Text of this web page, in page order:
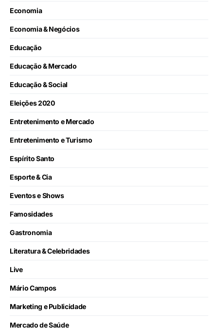
Economia
Economia & Negócios
Educação
Educação & Mercado
Educação & Social
Eleições 2020
Entretenimento e Mercado
Entretenimento e Turismo
Espírito Santo
Esporte & Cia
Eventos e Shows
Famosidades
Gastronomia
Literatura & Celebridades
Live
Mário Campos
Marketing e Publicidade
Mercado de Saúde